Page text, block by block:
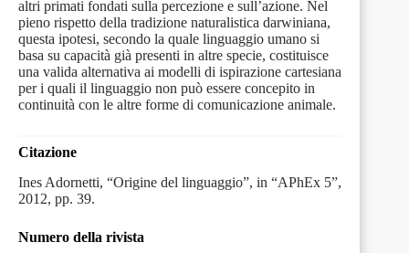
altri primati fondati sulla percezione e sull’azione. Nel
pieno rispetto della tradizione naturalistica darwiniana,
questa ipotesi, secondo la quale linguaggio umano si
basa su capacità già presenti in altre specie, costituisce
una valida alternativa ai modelli di ispirazione cartesiana
per i quali il linguaggio non può essere concepito in
continuità con le altre forme di comunicazione animale.
Citazione
Ines Adornetti, “Origine del linguaggio”, in “APhEx 5”,
2012, pp. 39.
Numero della rivista